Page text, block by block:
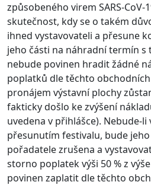
způsobeného virem SARS-CoV-
skutečnost, kdy se o takém
ihned vystavovateli a přesune
jeho části na náhradní termín s
nebude povinen hradit žádné
poplatků dle těchto
pronájem výstavní plochy
fakticky došlo ke zvýšení
uvedena v přihlášce). Nebude-
přesunutím festivalu, bude
pořadatele zrušena a
storno poplatek výši 50 % z
povinen zaplatit dle těchto